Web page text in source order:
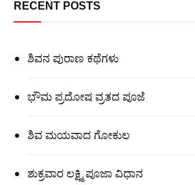
RECENT POSTS
ಶಿವನ ಪುರಾಣ ಕಥೆಗಳು
ಭೌಮ ಪ್ರದೋಷ ವ್ರತದ ಪೂಜೆ
ಶಿವ ಮಯವಾದ ಗೋಕುಲ
ಶುಕ್ರವಾರ ಲಕ್ಷ್ಮಿ ಪೂಜಾ ವಿಧಾನ